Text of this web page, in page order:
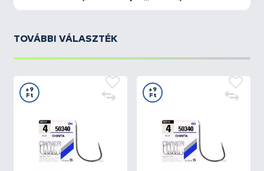
TOVÁBBI VÁLASZTÉK
+9
Ft
+9
Ft